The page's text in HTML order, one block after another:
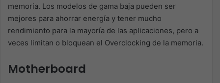
memoria. Los modelos de gama baja pueden ser
mejores para ahorrar energía y tener mucho
rendimiento para la mayoría de las aplicaciones, pero a
veces limitan o bloquean el Overclocking de la memoria.
Motherboard